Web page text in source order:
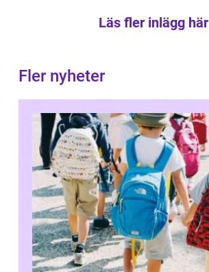
Läs fler inlägg här
Fler nyheter